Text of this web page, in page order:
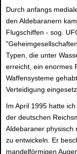
Durch anfangs
den Aldebaranern
Flugschiffen - sog.
Typen, die unter
erreicht, ein enormes
Waffensysteme
Verteidigung
Im April 1995 hatte
der deutschen
Aldebaraner physisch
zu entwickeln. Er
mandelförmigen